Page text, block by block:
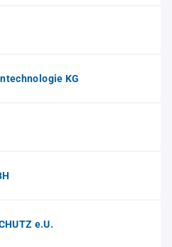
KG
e.U.